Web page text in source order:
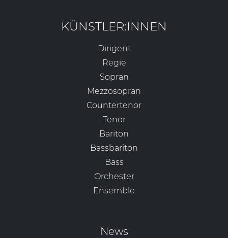
KÜNSTLER:INNEN
Dirigent
Regie
Sopran
Mezzosopran
Countertenor
Tenor
Bariton
Bassbariton
Bass
Orchester
Ensemble
News